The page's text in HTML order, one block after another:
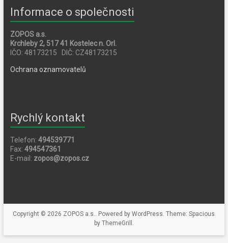
Informace o společnosti
ZOPOS a.s.
Krchleby 2, 517 41 Kostelec n. Orl.
IČO: 48173215 DIČ: CZ48173215
Ochrana oznamovatelů
Rychlý kontakt
Telefon: 494539771
Fax: 494547361
E-mail: zopos@zopos.cz
Copyright © 2026 ZOPOS a.s. . Powered byWordPress . Theme: Spacious
by ThemeGrill